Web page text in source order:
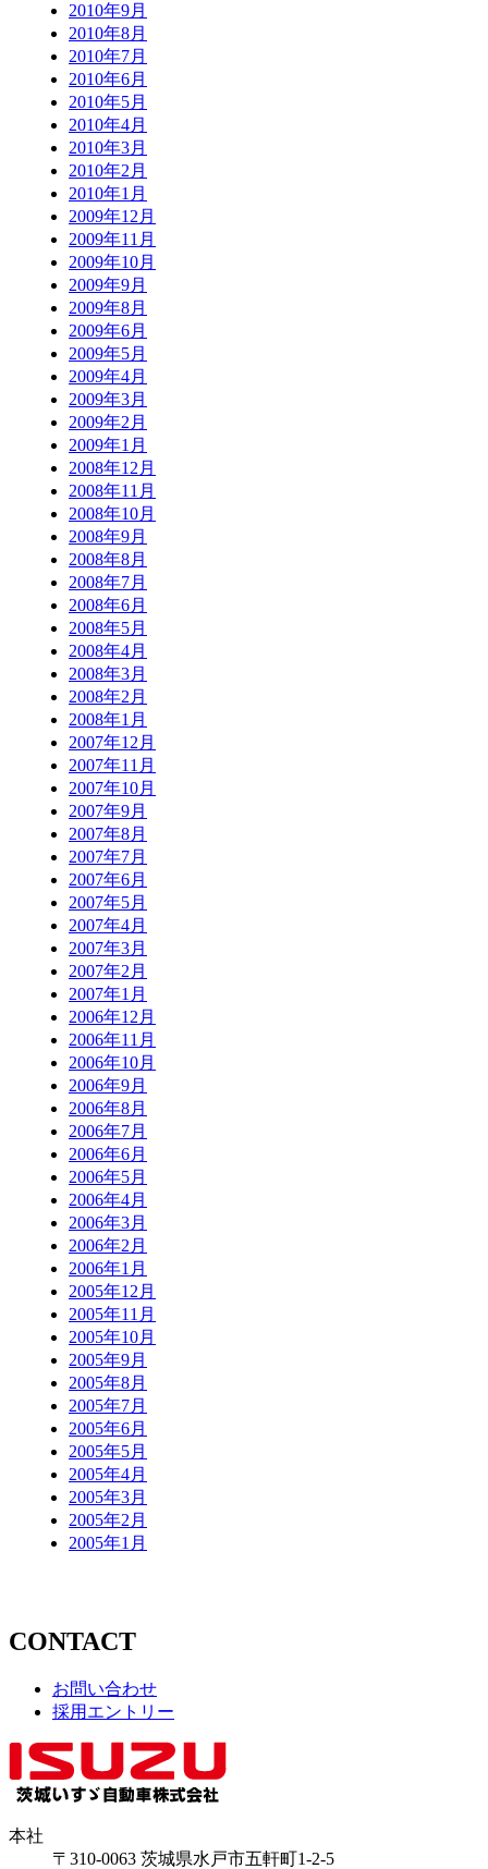
2010年9月
2010年8月
2010年7月
2010年6月
2010年5月
2010年4月
2010年3月
2010年2月
2010年1月
2009年12月
2009年11月
2009年10月
2009年9月
2009年8月
2009年6月
2009年5月
2009年4月
2009年3月
2009年2月
2009年1月
2008年12月
2008年11月
2008年10月
2008年9月
2008年8月
2008年7月
2008年6月
2008年5月
2008年4月
2008年3月
2008年2月
2008年1月
2007年12月
2007年11月
2007年10月
2007年9月
2007年8月
2007年7月
2007年6月
2007年5月
2007年4月
2007年3月
2007年2月
2007年1月
2006年12月
2006年11月
2006年10月
2006年9月
2006年8月
2006年7月
2006年6月
2006年5月
2006年4月
2006年3月
2006年2月
2006年1月
2005年12月
2005年11月
2005年10月
2005年9月
2005年8月
2005年7月
2005年6月
2005年5月
2005年4月
2005年3月
2005年2月
2005年1月
CONTACT
お問い合わせ
採用エントリー
本社
〒310-0063 茨城県水戸市五軒町1-2-5